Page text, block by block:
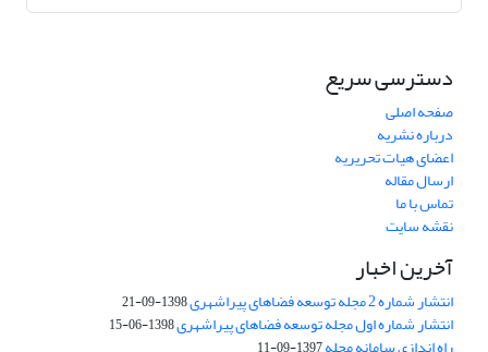
دسترسی سریع
صفحه اصلی
درباره نشریه
اعضای هیات تحریریه
ارسال مقاله
تماس با ما
نقشه سایت
آخرین اخبار
انتشار شماره 2 مجله توسعه فضاهای پیراشهری 1398-09-21
انتشار شماره اول مجله توسعه فضاهای پیراشهری1398-06-15